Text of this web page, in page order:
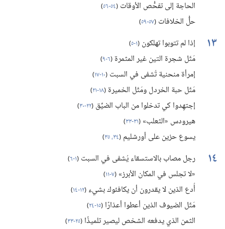
الحاجة إلى تفحُّص الأوقات (‏٥٤-‏٥٦ )‏
حلُّ الخلافات (‏٥٧-‏٥٩ )‏
١٣ إذا لم تتوبوا تهلكون (‏١-‏٥ )‏
مَثَل شجرة التين غير المثمرة (‏٦-‏٩ )‏
إمرأة منحنية تُشفى في السبت (‏١٠-‏١٧ )‏
مَثَل حبة الخردل ومَثَل الخميرة (‏١٨-‏٢١ )‏
إجتهِدوا كي تدخلوا من الباب الضيِّق (‏٢٢-‏٣٠ )‏
هيرودس «الثعلب» (‏٣١-‏٣٣ )‏
يسوع حزين على أورشليم (‏٣٤،‏ ٣٥ )‏
١٤ رجل مصاب بالاستسقاء يُشفى في السبت (‏١-‏٦ )‏
«لا تجلس في المكان الأبرز» (‏٧-‏١١ )‏
أُدع الذين لا يقدرون أن يكافئوك بشيء (‏١٢-‏١٤ )‏
مَثَل الضيوف الذين أعطوا أعذارًا (‏١٥-‏٢٤ )‏
الثمن الذي يدفعه الشخص ليصير تلميذًا (‏٢٥-‏٣٣ )‏